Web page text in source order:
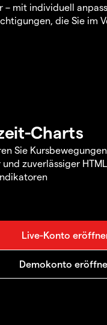
– mit individuell
die Sie im
Charts
Sie
zuverlässiger